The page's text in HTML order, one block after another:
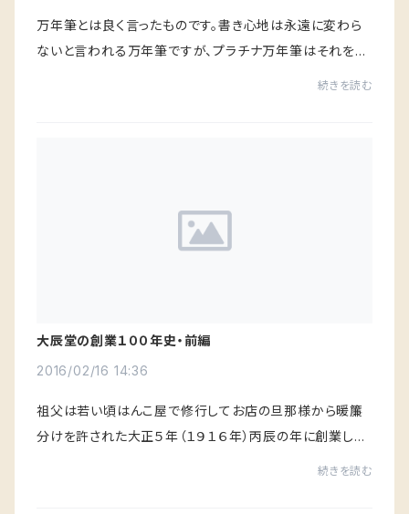
万年筆とは良く言ったものです。書き心地は永遠に変わら
ないと言われる万年筆ですが、プラチナ万年筆はそれを証
続きを読む
大辰堂の創業１００年史・前編
2016/02/16 14:36
祖父は若い頃はんこ屋で修行してお店の旦那様から暖簾
分けを許された大正５年（１９１６年）丙辰の年に創業した
続きを読む